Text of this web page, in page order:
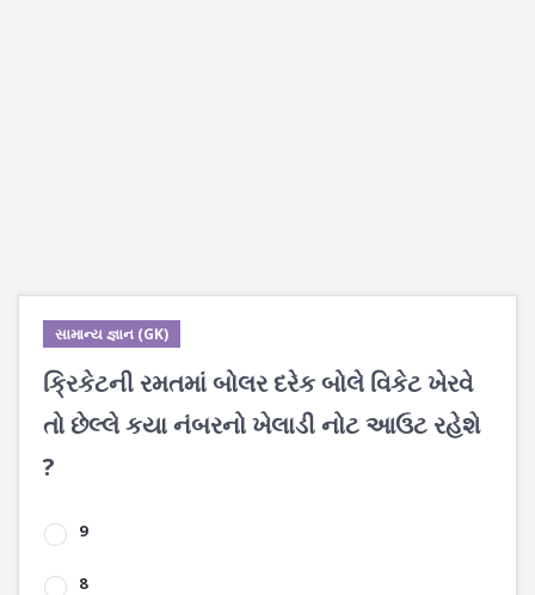
સામાન્ય જ્ઞાન (GK)
ક્રિકેટની રમતમાં બોલર દરેક બોલે વિકેટ ખેરવે
તો છેલ્લે કયા નંબરનો ખેલાડી નોટ આઉટ રહેશે
?
9
8